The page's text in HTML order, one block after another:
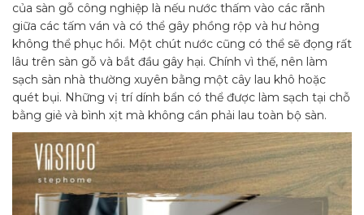
của sàn gỗ công nghiệp là nếu nước thấm vào các rãnh
giữa các tấm ván và có thể gây phồng rộp và hư hỏng
không thể phục hồi. Một chút nước cũng có thể sẽ đọng rất
lâu trên sàn gỗ và bắt đầu gây hại. Chính vì thế, nên làm
sạch sàn nhà thường xuyên bằng một cây lau khô hoặc
quét bụi. Những vị trí dính bẩn có thể được làm sạch tại chỗ
bằng giẻ và bình xịt mà không cần phải lau toàn bộ sàn.